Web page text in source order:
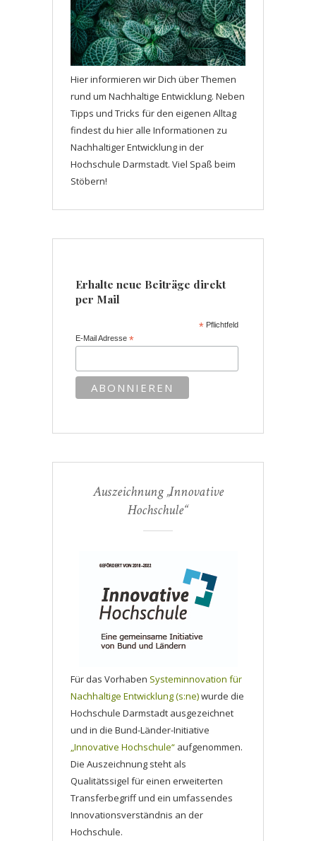
Hier informieren wir Dich über Themen
rund um Nachhaltige Entwicklung. Neben
Tipps und Tricks für den eigenen Alltag
findest du hier alle Informationen zu
Nachhaltiger Entwicklung in der
Hochschule Darmstadt. Viel Spaß beim
Stöbern!
Erhalte neue Beiträge direkt
per Mail
* Pflichtfeld
E-Mail Adresse*
Auszeichnung „Innovative
Hochschule“
Für das Vorhaben Systeminnovation für
Nachhaltige Entwicklung (s:ne)wurde die
Hochschule Darmstadt ausgezeichnet
und in die Bund-Länder-Initiative
„Innovative Hochschule“ aufgenommen.
Die Auszeichnung steht als
Qualitätssigel für einen erweiterten
Transferbegriff und ein umfassendes
Innovationsverständnis an der
Hochschule.